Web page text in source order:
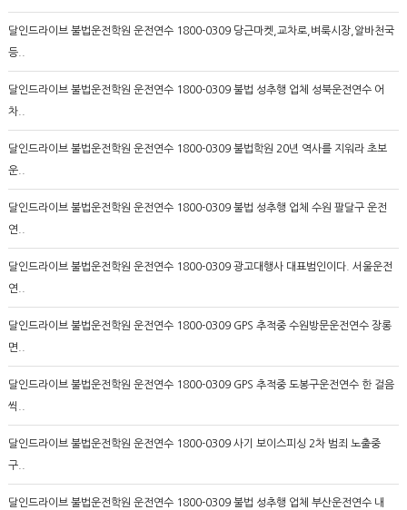
달인드라이브 불법운전학원 운전연수 1800-0309 당근마켓,교차로,벼룩시장,알바천국
등..
달인드라이브 불법운전학원 운전연수 1800-0309 불법 성추행 업체 성북운전연수 어
차..
달인드라이브 불법운전학원 운전연수 1800-0309 불법학원 20년 역사를 지워라 초보
운..
달인드라이브 불법운전학원 운전연수 1800-0309 불법 성추행 업체 수원 팔달구 운전
연..
달인드라이브 불법운전학원 운전연수 1800-0309 광고대행사 대표범인이다. 서울운전
연..
달인드라이브 불법운전학원 운전연수 1800-0309 GPS 추적중 수원방문운전연수 장롱
면..
달인드라이브 불법운전학원 운전연수 1800-0309 GPS 추적중 도봉구운전연수 한 걸음
씩..
달인드라이브 불법운전학원 운전연수 1800-0309 사기 보이스피싱 2차 범죄 노출중
구..
달인드라이브 불법운전학원 운전연수 1800-0309 불법 성추행 업체 부산운전연수 내